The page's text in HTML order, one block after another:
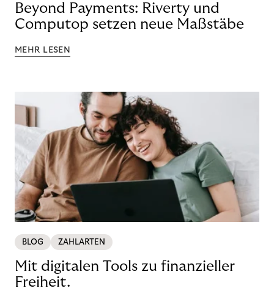
Beyond Payments: Riverty und
Computop setzen neue Maßstäbe
MEHR LESEN
BLOG ZAHLARTEN
Mit digitalen Tools zu finanzieller
Freiheit.